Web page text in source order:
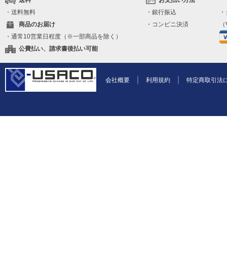
・送料無料
商品のお届け
・通常10営業日程度（※一部商品を除く）
公費払い、請求書後払い可能
・銀行振込
・コンビニ決済
会社概要 利用規約 特定商取引法